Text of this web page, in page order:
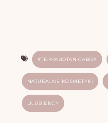
#TERRABOTANICABOX
NATURALNE KOSMETYKI
ULUBIEŃCY